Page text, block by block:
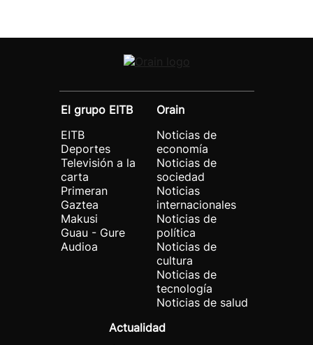
El grupo EITB
EITB
Deportes
Televisión a la
carta
Primeran
Gaztea
Makusi
Guau - Gure
Audioa
Orain
Noticias de
economía
Noticias de
sociedad
Noticias
internacionales
Noticias de
política
Noticias de
cultura
Noticias de
tecnología
Noticias de salud
Actualidad